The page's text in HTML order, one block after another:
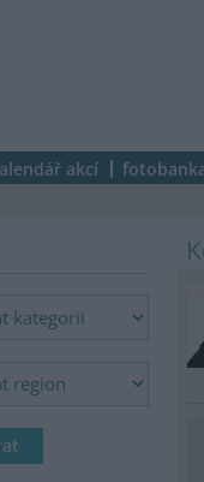
akcí